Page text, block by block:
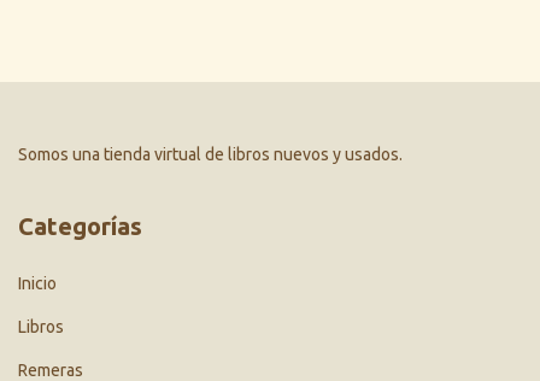
Somos una tienda virtual de libros nuevos y usados.
Categorías
Inicio
Libros
Remeras